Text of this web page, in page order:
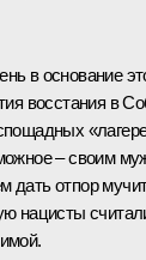
в основание
восстания в
– своим
дать отпор
нацисты